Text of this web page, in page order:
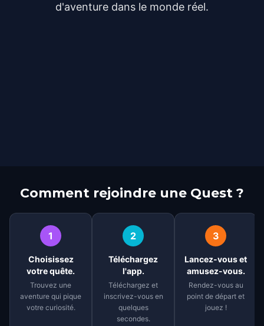
d'aventure dans le monde réel.
Comment rejoindre une Quest ?
1
Choisissez
votre quête.
Trouvez une
aventure qui pique
votre curiosité.
2
Téléchargez
l'app.
Téléchargez et
inscrivez-vous en
quelques
secondes.
3
Lancez-vous et
amusez-vous.
Rendez-vous au
point de départ et
jouez !